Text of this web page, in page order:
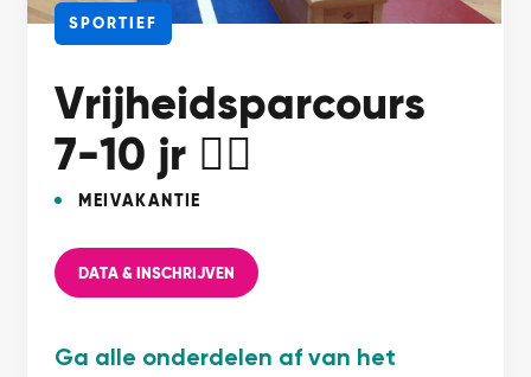
SPORTIEF
Vrijheidsparcours
7-10 jr 🤸‍♀️
MEIVAKANTIE
DATA & INSCHRIJVEN
Ga alle onderdelen af van het